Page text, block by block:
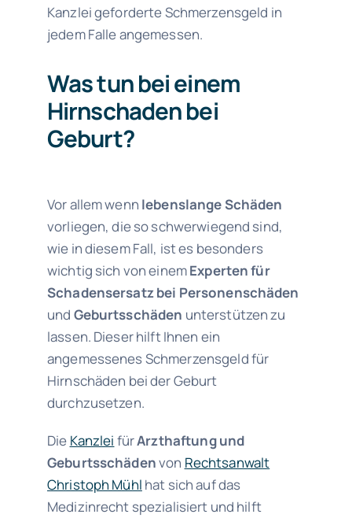
Kanzlei geforderte Schmerzensgeld in
jedem Falle angemessen.
Was tun bei einem
Hirnschaden bei
Geburt?
Vor allem wenn lebenslange Schäden
vorliegen, die so schwerwiegend sind,
wie in diesem Fall, ist es besonders
wichtig sich von einemExperten für
Schadensersatz bei Personenschäden
und Geburtsschäden unterstützen zu
lassen. Dieser hilft Ihnen ein
angemessenes Schmerzensgeld für
Hirnschäden bei der Geburt
durchzusetzen.
Die Kanzlei fürArzthaftung und
Geburtsschädenvon Rechtsanwalt
Christoph Mühl hat sich auf das
Medizinrecht spezialisiert und hilft